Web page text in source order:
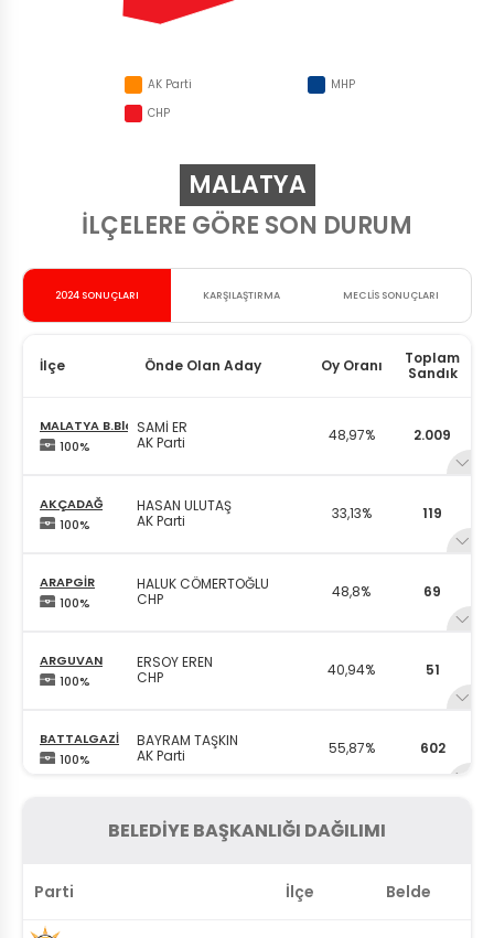
AK Parti
CHP
MHP
MALATYA
İLÇELERE GÖRE SON DURUM
2024 SONUÇLARI KARŞILAŞTIRMA MECLİS SONUÇLARI
İlçe Önde Olan Aday Oy Oranı
Toplam
Sandık
MALATYA B.Bld.
100%
SAMİ ER
AK Parti
48,97% 2.009
AKÇADAĞ
100%
HASAN ULUTAŞ
AK Parti
33,13% 119
ARAPGİR
100%
HALUK CÖMERTOĞLU
CHP
48,8% 69
ARGUVAN
100%
ERSOY EREN
CHP
40,94% 51
BATTALGAZİ
100%
BAYRAM TAŞKIN
AK Parti
55,87% 602
ALİCAN BOZKURT
AK Parti
55,02%
DOĞANŞEHİR
BELEDİYE BAŞKANLIĞI DAĞILIMI
Parti İlçe Belde